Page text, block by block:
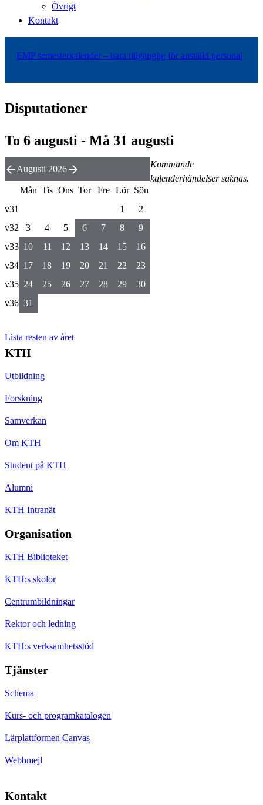
Övrigt
Kontakt
EMP semesterkalender – bara tillgänglig för anställd personal
Disputationer
To 6 augusti - Må 31 augusti
Kommande
kalenderhändelser saknas.
Augusti 2026
Mån Tis Ons Tor Fre Lör Sön
v31
1
2
v32
3 4 5 6 7 8
9
v33 10 11 12 13 14 15
16
v34 17 18 19 20 21 22
23
v35 24 25 26 27 28 29
30
v36 31
Lista resten av året
KTH
Utbildning
Forskning
Samverkan
Om KTH
Student på KTH
Alumni
KTH Intranät
Organisation
KTH Biblioteket
KTH:s skolor
Centrumbildningar
Rektor och ledning
KTH:s verksamhetsstöd
Tjänster
Schema
Kurs- och programkatalogen
Lärplattformen Canvas
Webbmejl
Kontakt